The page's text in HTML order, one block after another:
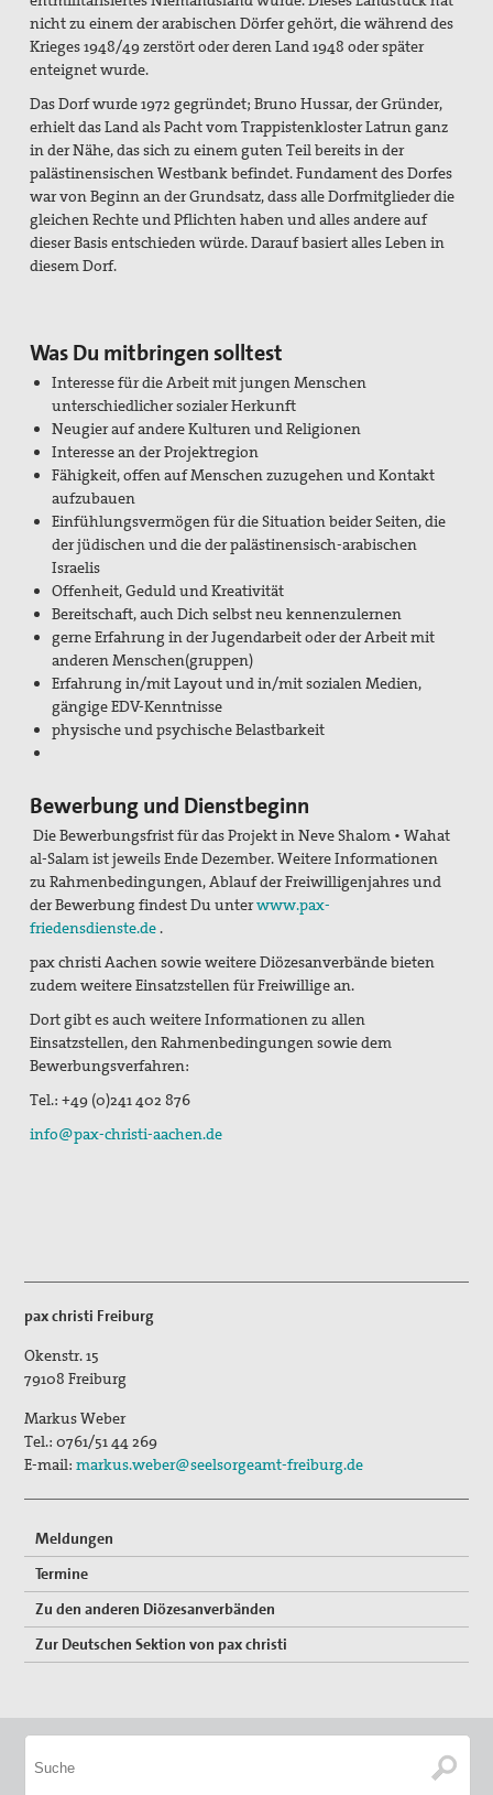
nicht zu einem der arabischen Dörfer gehört, die während des
Krieges 1948/49 zerstört oder deren Land 1948 oder später
enteignet wurde.
Das Dorf wurde 1972 gegründet; Bruno Hussar, der Gründer,
erhielt das Land als Pacht vom Trappistenkloster Latrun ganz
in der Nähe, das sich zu einem guten Teil bereits in der
palästinensischen Westbank befindet. Fundament des Dorfes
war von Beginn an der Grundsatz, dass alle Dorfmitglieder die
gleichen Rechte und Pflichten haben und alles andere auf
dieser Basis entschieden würde. Darauf basiert alles Leben in
diesem Dorf.
Was Du mitbringen solltest
Interesse für die Arbeit mit jungen Menschen
unterschiedlicher sozialer Herkunft
Neugier auf andere Kulturen und Religionen
Interesse an der Projektregion
Fähigkeit, offen auf Menschen zuzugehen und Kontakt
aufzubauen
Einfühlungsvermögen für die Situation beider Seiten, die
der jüdischen und die der palästinensisch-arabischen
Israelis
Offenheit, Geduld und Kreativität
Bereitschaft, auch Dich selbst neu kennenzulernen
gerne Erfahrung in der Jugendarbeit oder der Arbeit mit
anderen Menschen(gruppen)
Erfahrung in/mit Layout und in/mit sozialen Medien,
gängige EDV-Kenntnisse
physische und psychische Belastbarkeit
Bewerbung und Dienstbeginn
DieBewerbungsfristfür das Projekt in Neve Shalom • Wahat
al-Salam ist jeweils Ende Dezember.Weitere Informationen
zu Rahmenbedingungen, Ablauf der Freiwilligenjahres und
der Bewerbung findest Du unterwww.pax-
friedensdienste.de .
pax christi Aachen sowie weitere Diözesanverbände bieten
zudem weitere Einsatzstellen für Freiwillige an.
Dort gibt es auch weitere Informationen zu allen
Einsatzstellen, den Rahmenbedingungen sowie dem
Bewerbungsverfahren:
Tel.: +49 (0)241 402 876
info@pax-christi-aachen.de
pax christi Freiburg
Okenstr. 15
79108 Freiburg
Markus Weber
Tel.:0761/51 44 269
E-mail:markus.weber@seelsorgeamt-freiburg.de
Meldungen
Termine
Zu den anderen Diözesanverbänden
Zur Deutschen Sektion von pax christi